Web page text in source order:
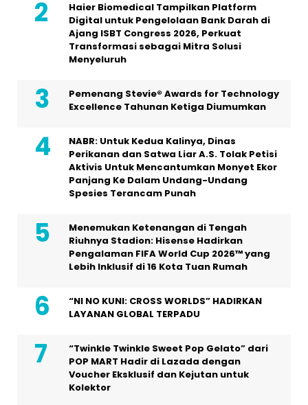
Haier Biomedical Tampilkan Platform
Digital untuk Pengelolaan Bank Darah di
Ajang ISBT Congress 2026, Perkuat
Transformasi sebagai Mitra Solusi
Menyeluruh
Pemenang Stevie® Awards for Technology
Excellence Tahunan Ketiga Diumumkan
NABR: Untuk Kedua Kalinya, Dinas
Perikanan dan Satwa Liar A.S. Tolak Petisi
Aktivis Untuk Mencantumkan Monyet Ekor
Panjang Ke Dalam Undang-Undang
Spesies Terancam Punah
Menemukan Ketenangan di Tengah
Riuhnya Stadion: Hisense Hadirkan
Pengalaman FIFA World Cup 2026™ yang
Lebih Inklusif di 16 Kota Tuan Rumah
“NI NO KUNI: CROSS WORLDS” HADIRKAN
LAYANAN GLOBAL TERPADU
“Twinkle Twinkle Sweet Pop Gelato” dari
POP MART Hadir di Lazada dengan
Voucher Eksklusif dan Kejutan untuk
Kolektor